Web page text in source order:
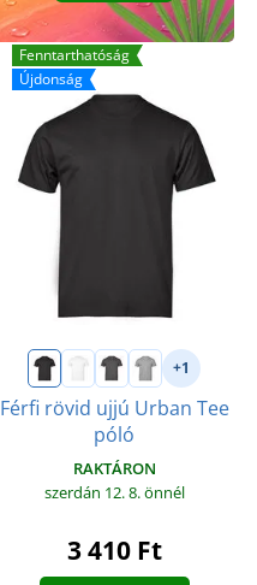
Fenntarthatóság
Újdonság
+1
Férfi rövid ujjú Urban Tee
póló
RAKTÁRON
szerdán 12. 8.önnél
3 410 Ft